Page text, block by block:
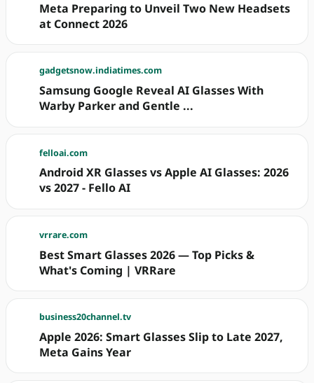
Meta Preparing to Unveil Two New Headsets
at Connect 2026
gadgetsnow.indiatimes.com
Samsung Google Reveal AI Glasses With
Warby Parker and Gentle ...
felloai.com
Android XR Glasses vs Apple AI Glasses: 2026
vs 2027 - Fello AI
vrrare.com
Best Smart Glasses 2026 — Top Picks &
What's Coming | VRRare
business20channel.tv
Apple 2026: Smart Glasses Slip to Late 2027,
Meta Gains Year